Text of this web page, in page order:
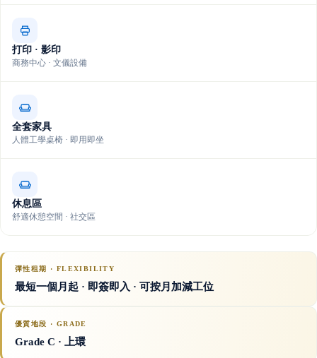
打印 · 影印
商務中心 · 文儀設備
全套家具
人體工學桌椅 · 即用即坐
休息區
舒適休憩空間 · 社交區
彈性租期 · FLEXIBILITY
最短一個月起 · 即簽即入 · 可按月加減工位
優質地段 · GRADE
Grade C · 上環